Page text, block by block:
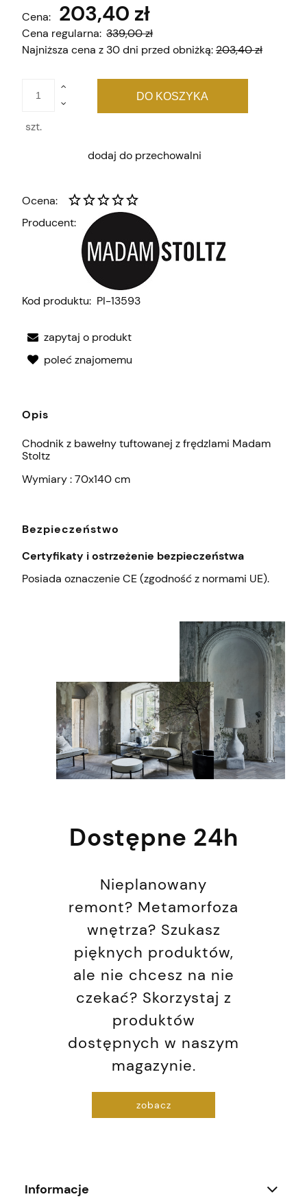
Cena: 203,40 zł
Cena regularna: 339,00 zł
Najniższa cena z 30 dni przed obniżką:203,40 zł
szt.
DO KOSZYKA
dodaj do przechowalni
Ocena:
Producent:
Kod produktu: PI-13593
zapytaj o produkt
poleć znajomemu
Opis
Chodnik z bawełny tuftowanej z frędzlami Madam
Stoltz
Wymiary : 70x140 cm
Bezpieczeństwo
Certyfikaty i ostrzeżenie bezpieczeństwa
Posiada oznaczenie CE (zgodność z normami UE).
Dostępne 24h
Nieplanowany
remont? Metamorfoza
wnętrza? Szukasz
pięknych produktów,
ale nie chcesz na nie
czekać? Skorzystaj z
produktów
dostępnych w naszym
magazynie.
zobacz
Informacje